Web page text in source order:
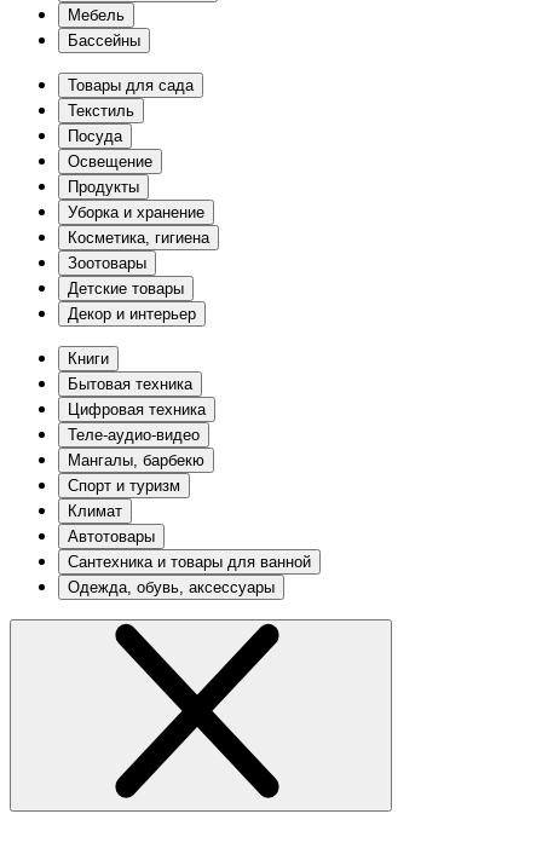
Мебель
Бассейны
Товары для сада
Текстиль
Посуда
Освещение
Продукты
Уборка и хранение
Косметика, гигиена
Зоотовары
Детские товары
Декор и интерьер
Книги
Бытовая техника
Цифровая техника
Теле-аудио-видео
Мангалы, барбекю
Спорт и туризм
Климат
Автотовары
Сантехника и товары для ванной
Одежда, обувь, аксессуары